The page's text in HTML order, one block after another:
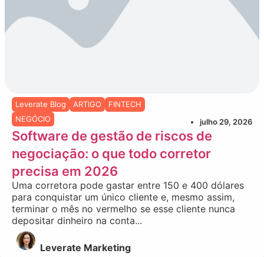
Leverate Blog ARTIGO
FINTECH
NEGÓCIO
julho 29, 2026
Software de gestão de riscos de
negociação: o que todo corretor
precisa em 2026
Uma corretora pode gastar entre 150 e 400 dólares
para conquistar um único cliente e, mesmo assim,
terminar o mês no vermelho se esse cliente nunca
depositar dinheiro na conta...
Leverate Marketing